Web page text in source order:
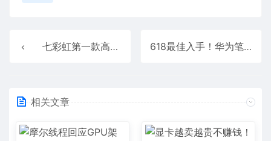
七彩虹第一款高端轻薄全能游戏本！iGame M15 Origo评测 618最佳入手！华为笔记本Linux版 高效智慧体验如一
相关文章